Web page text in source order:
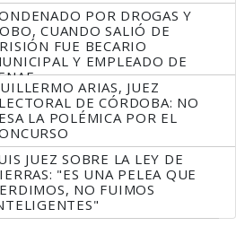
POR DROGAS Y
CUANDO SALIÓ DE
FUE BECARIO
Y EMPLEADO DE
ARIAS, JUEZ
DE CÓRDOBA: NO
LA POLÉMICA POR EL
JUEZ SOBRE LA LEY DE
"ES UNA PELEA QUE
NO FUIMOS